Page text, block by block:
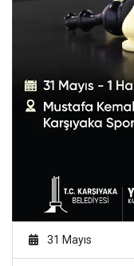
31 Mayıs